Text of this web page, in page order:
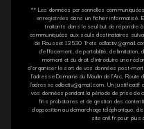
** Les données personnelles
enregistrées dans un fichier informatisé.
traitants dans le seul but de répondre
communiquées aux seuls destinataires
de Rousset 13530 Trets
d’effacement, de portabilité, de
moment et du droit d’introduire une
d’organiser le sort de vos données post-
l'adresse Domaine du Moulin de l'Arc,
l'adresse odlactiv@gmail.com. Un
vos données pendant la période de prise de
fins probatoires et de gestion des
d'opposition au démarchage téléphonique,
site cnil.fr pour